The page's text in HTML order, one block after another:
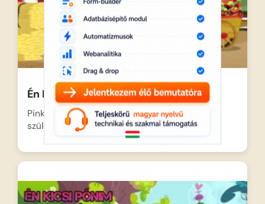
Én Kicsi Pónim – Egyszemélyes buli
Pinkie Pie újabb bulit szervezne Gummy
születésnapja után, ám legnagyobb…